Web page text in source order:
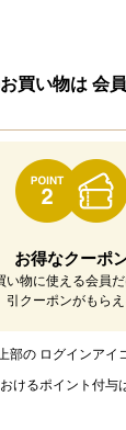
買い物は 会
お得なクーポ
い物に使える会員
引クーポンがもら
部の ログインアイ
けるポイント付与